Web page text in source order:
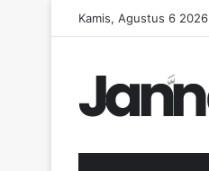
Kamis, Agustus 6 2026